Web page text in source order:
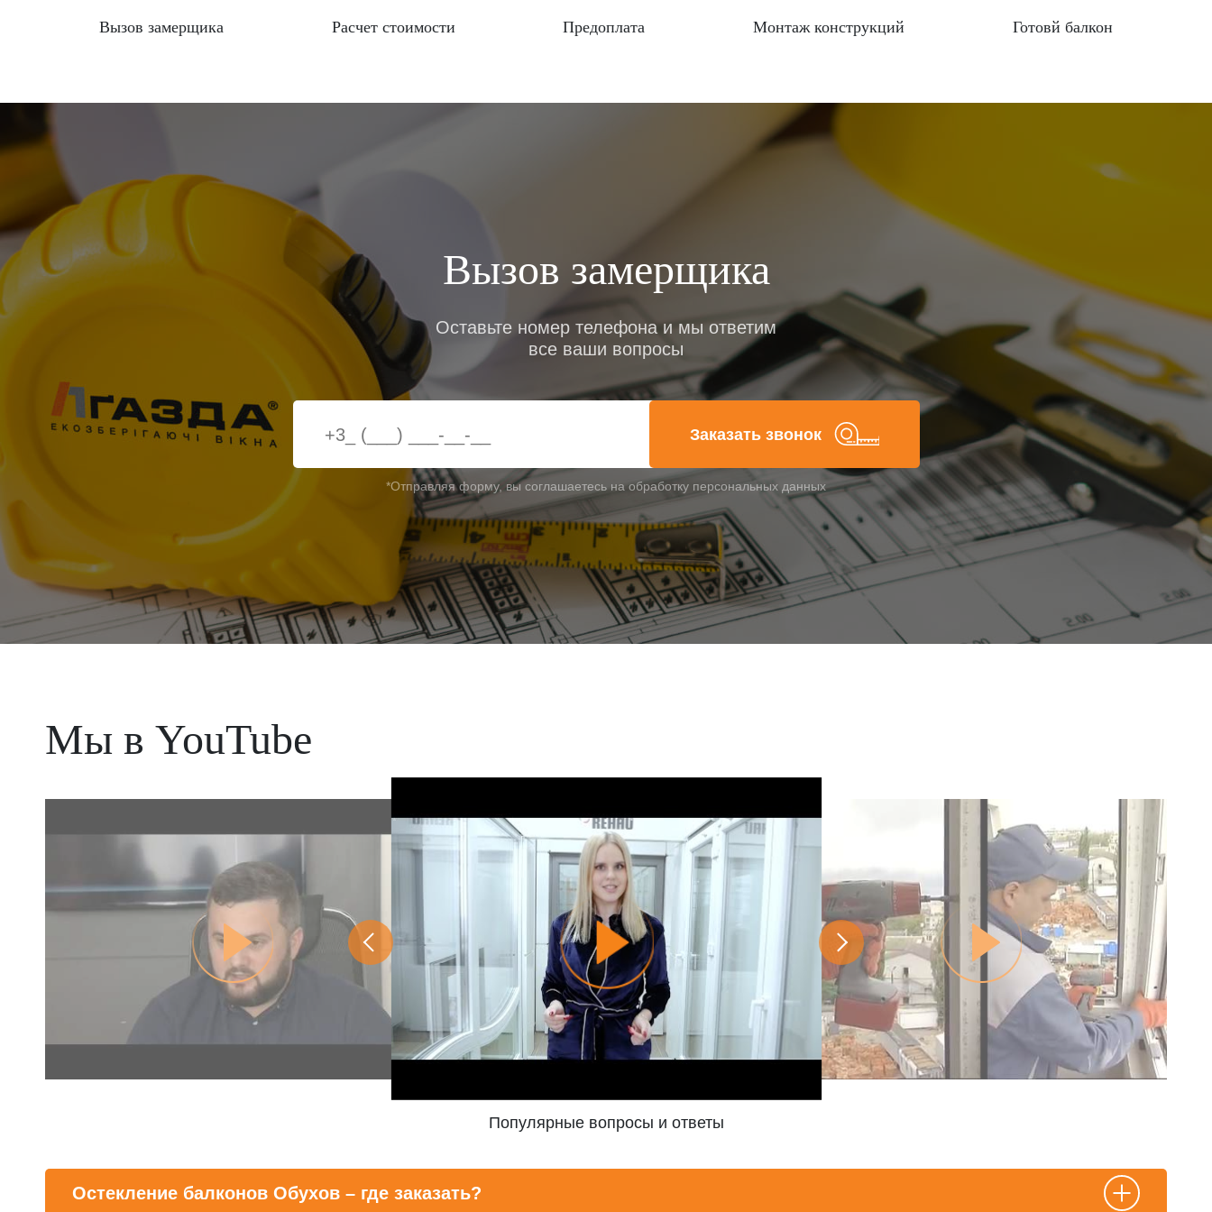
Вызов замерщика Расчет стоимости Предоплата Монтаж конструкций Готовй балкон
Вызов замерщика
Оставьте номер телефона и мы ответим
все ваши вопросы
Заказать звонок
*Отправляя форму, вы соглашаетесь на обработку персональных данных
Мы в YouTube
Популярные вопросы и ответы
Остекление балконов Обухов – где заказать?